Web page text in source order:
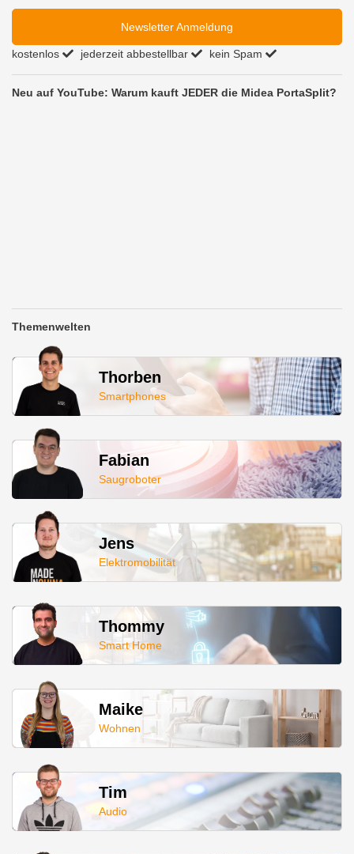
Newsletter Anmeldung
kostenlos jederzeit abbestellbar kein Spam
Neu auf YouTube: Warum kauft JEDER die Midea PortaSplit?
Themenwelten
Thorben
Smartphones
Fabian
Saugroboter
Jens
Elektromobilität
Thommy
Smart Home
Maike
Wohnen
Tim
Audio